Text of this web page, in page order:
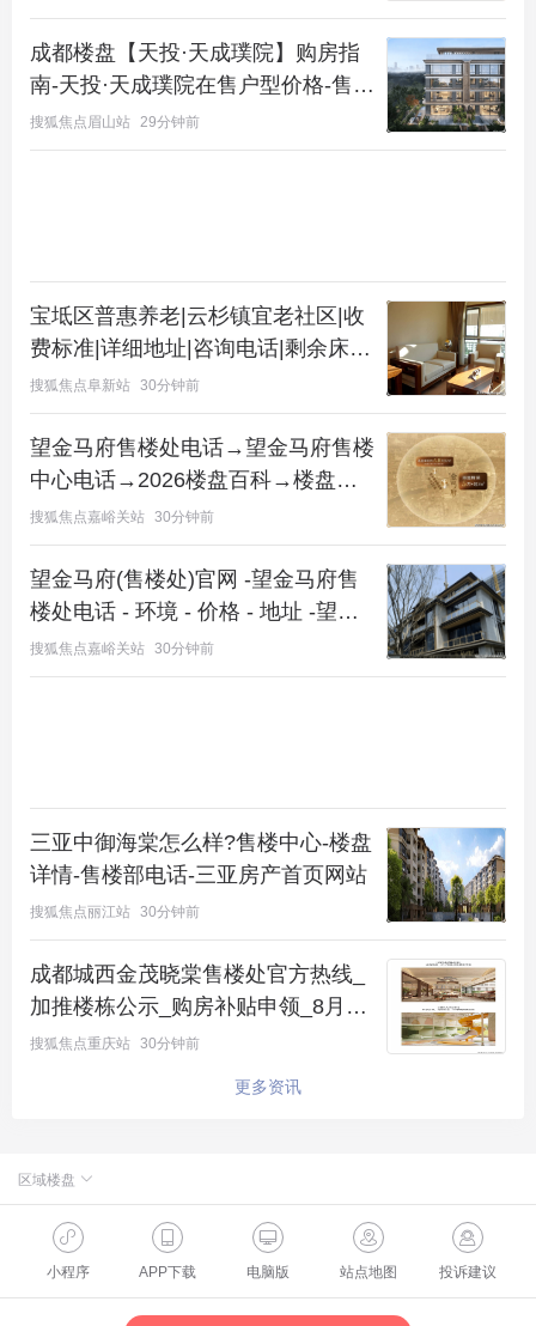
声明：研究成果归焦点研究院所有，任何机构或个人
未经授权，不得转载、引用和解读。
2020年全年昆明土地市场综述
土地交易“量跌价稳”
据焦点研究院统计，2020年全年，昆明市通过公开市
场交易的房地产开发用地共257宗，较2019年减少51
2018年至2020年昆明市土地成交情况，数据来源：
成都楼盘【天投·天成璞院】购房指
南-天投·天成璞院在售户型价格-售楼
咨询电话
搜狐焦点眉山站 29分钟前
宝坻区普惠养老|云杉镇宜老社区|收
费标准|详细地址|咨询电话|剩余床位
详情
搜狐焦点阜新站 30分钟前
望金马府售楼处电话→望金马府售楼
中心电话→2026楼盘百科→楼盘网
站→楼盘测评→售楼中心电话→楼盘
百科→24小时热线电话→望金马府
楼盘欢迎您!
搜狐焦点嘉峪关站 30分钟前
望金马府(售楼处)官网 -望金马府售
楼处电话 - 环境 - 价格 - 地址 -望金
马府楼盘详情 - 配套 - 电话 - 交房时
间 - 配套 - 电话
搜狐焦点嘉峪关站 30分钟前
三亚中御海棠怎么样?售楼中心-楼盘
详情-售楼部电话-三亚房产首页网站
搜狐焦点丽江站 30分钟前
成都城西金茂晓棠售楼处官方热线_
加推楼栋公示_购房补贴申领_8月最
新价格
搜狐焦点重庆站 30分钟前
更多资讯
区域楼盘
北京楼盘
小程序 APP下载 电脑版 站点地图 投诉建议